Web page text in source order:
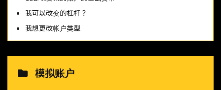
我可以改变的杠杆？
我想更改帐户类型
模拟账户